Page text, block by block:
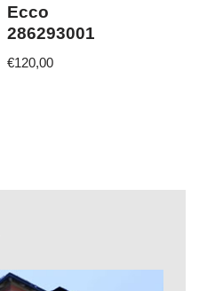
Ecco
286293001
€120,00